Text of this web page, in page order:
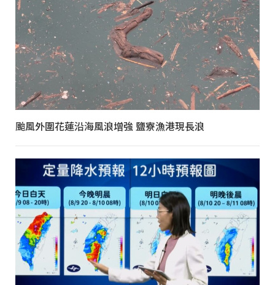
颱風外圍花蓮沿海風浪增強 鹽寮漁港現長浪